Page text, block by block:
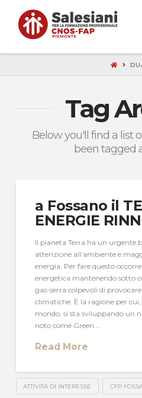
Tag
Below you'll find a list
been tagged
a Fossano il
ENERGIE
Il pianeta Terra ha un urgente
attenzione all’ambiente e
energia. Per fare questo
energetica mantenendo sotto
gas-serra colpevoli di
climatiche. È la ragione per
mondo, si sta sviluppando un
noto come Green …
Read More
ATTIVITÀ DI INTERESSE CFP